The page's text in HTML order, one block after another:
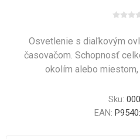
Osvetlenie s diaľkovým
časovačom. Schopnosť
okolím alebo
Sku:
EAN: